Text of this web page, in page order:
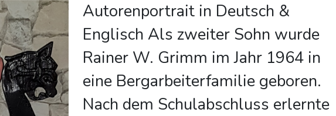
Autorenportrait in Deutsch &
Englisch Als zweiter Sohn wurde
Rainer W. Grimm im Jahr 1964 in
eine Bergarbeiterfamilie geboren.
Nach dem Schulabschluss erlernte